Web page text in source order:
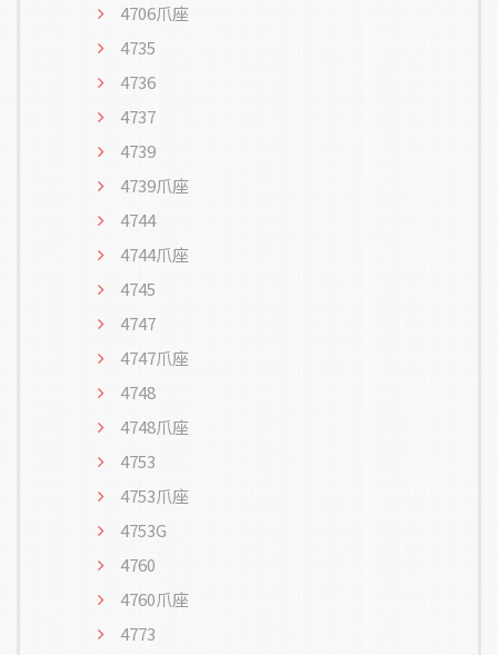
4706爪座
4735
4736
4737
4739
4739爪座
4744
4744爪座
4745
4747
4747爪座
4748
4748爪座
4753
4753爪座
4753G
4760
4760爪座
4773